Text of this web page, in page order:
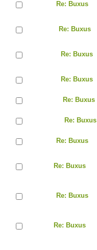
Re: Buxus
Re: Buxus
Re: Buxus
Re: Buxus
Re: Buxus
Re: Buxus
Re: Buxus
Re: Buxus
Re: Buxus
Re: Buxus